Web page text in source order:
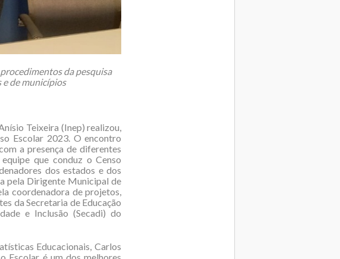
da pesquisa
de municípios
Teixeira (Inep) realizou,
Escolar 2023. O encontro
a presença de diferentes
que conduz o Censo
dos estados e dos
pela Dirigente Municipal de
coordenadora de projetos,
da Secretaria de Educação
e Inclusão (Secadi) do
Educacionais, Carlos